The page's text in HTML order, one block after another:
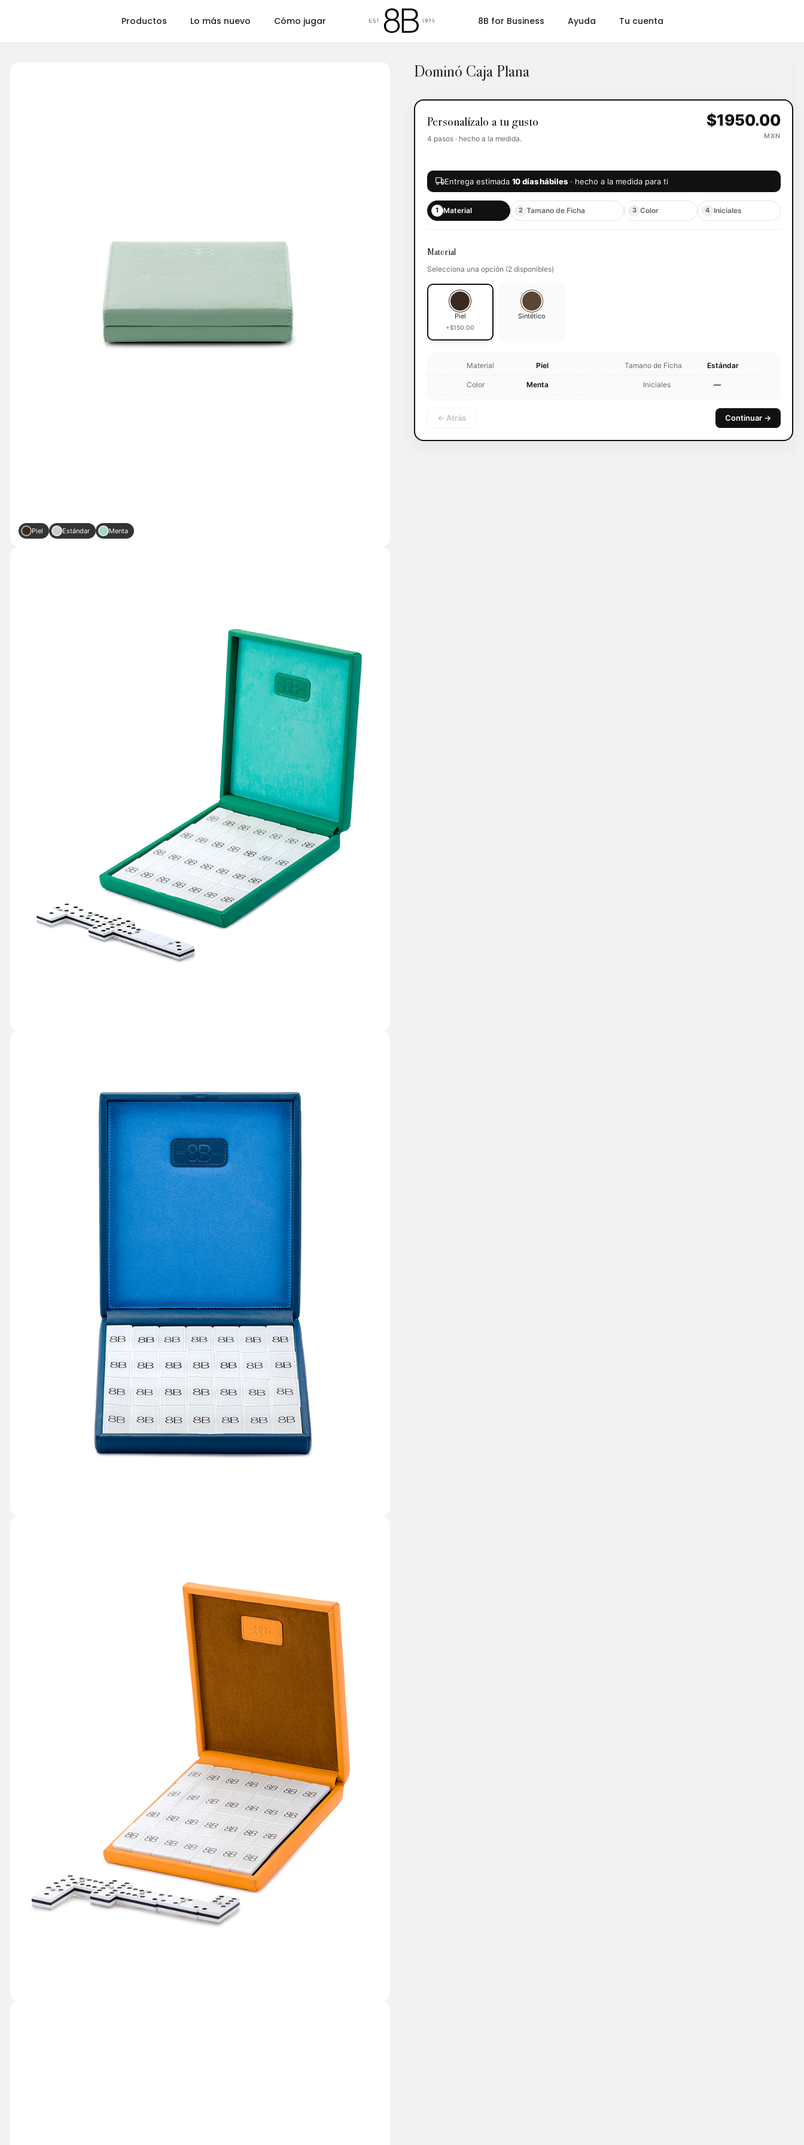
Productos
Casino Cubilete Fichero de póker
Lo más nuevo Cómo jugar 8B for Business Ayuda Tu cuenta
Piel Estándar Menta
Dominó Caja Plana
Personalízalo a tu gusto
4 pasos · hecho a la medida.
$1950.00
MXN
Entrega estimada 10 días hábiles· hecho a la medida para ti
1 Material 2 Tamano de Ficha 3 Color 4 Iniciales
Material
Selecciona una opción (2 disponibles)
Piel
+$150.00
Sintético
Material Piel Tamano de Ficha Estándar
Color Menta Iniciales —
← Atrás Continuar →